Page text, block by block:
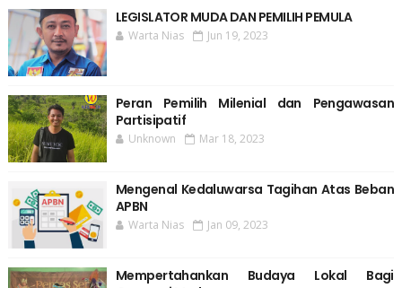
LEGISLATOR MUDA DAN PEMILIH PEMULA
Warta Nias Jun 19, 2023
Peran Pemilih Milenial dan Pengawasan
Partisipatif
Unknown Mar 18, 2023
Mengenal Kedaluwarsa Tagihan Atas Beban
APBN
Warta Nias Jan 09, 2023
Mempertahankan Budaya Lokal Bagi